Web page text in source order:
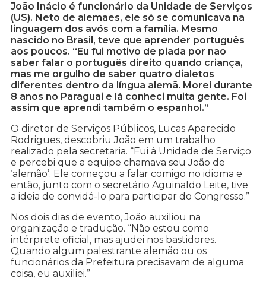
João Inácio é funcionário da Unidade de Serviços
(US). Neto de alemães, ele só se comunicava na
linguagem dos avós com a família. Mesmo
nascido no Brasil, teve que aprender português
aos poucos. “Eu fui motivo de piada por não
saber falar o português direito quando criança,
mas me orgulho de saber quatro dialetos
diferentes dentro da língua alemã. Morei durante
8 anos no Paraguai e lá conheci muita gente. Foi
assim que aprendi também o espanhol.”
O diretor de Serviços Públicos, Lucas Aparecido
Rodrigues, descobriu João em um trabalho
realizado pela secretaria. “Fui à Unidade de Serviço
e percebi que a equipe chamava seu João de
‘alemão’. Ele começou a falar comigo no idioma e
então, junto com o secretário Aguinaldo Leite, tive
a ideia de convidá-lo para participar do Congresso.”
Nos dois dias de evento, João auxiliou na
organização e tradução. “Não estou como
intérprete oficial, mas ajudei nos bastidores.
Quando algum palestrante alemão ou os
funcionários da Prefeitura precisavam de alguma
coisa, eu auxiliei.”